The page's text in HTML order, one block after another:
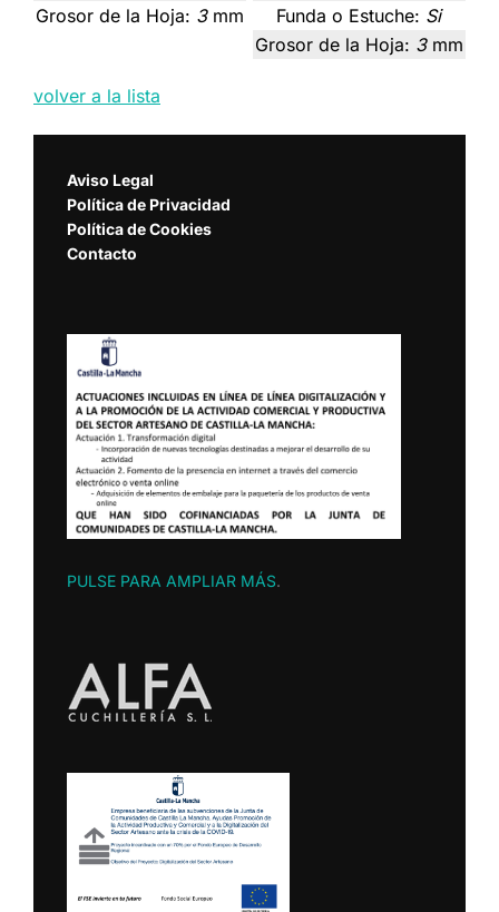
Grosor de la Hoja: 3 mm
Funda o Estuche: Si
Grosor de la Hoja: 3 mm
volver a la lista
Aviso Legal
Política de Privacidad
Política de Cookies
Contacto
PULSE PARA AMPLIAR MÁS.